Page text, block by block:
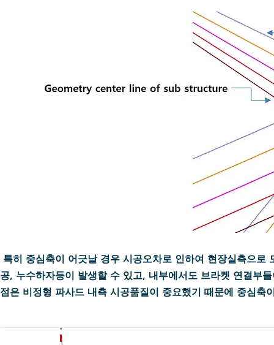
특히 중심축이 어긋날 경우 시공오차로 인하여 현장실측으
공, 누수하자등이 발생할 수 있고, 내부에서도 브라켓 연결부
점은 비정형 파사드 내측 시공품질이 중요했기 때문에 중심축